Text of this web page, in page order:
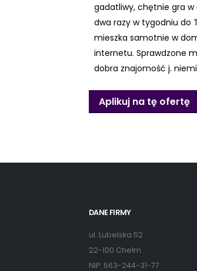
gadatliwy, chętnie gra w
dwa razy w tygodniu do
mieszka samotnie w
internetu. Sprawdzone
dobra znajomość j.
Aplikuj na tę ofertę
DANE FIRMY
ul. Lubelska 52
22-100 Chełm
NIP: 563-244-31-77